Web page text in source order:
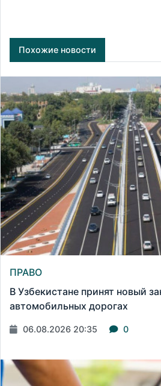
Похожие новости
ПРАВО
В Узбекистане принят новый
автомобильных дорогах
06.08.2026 20:35 0